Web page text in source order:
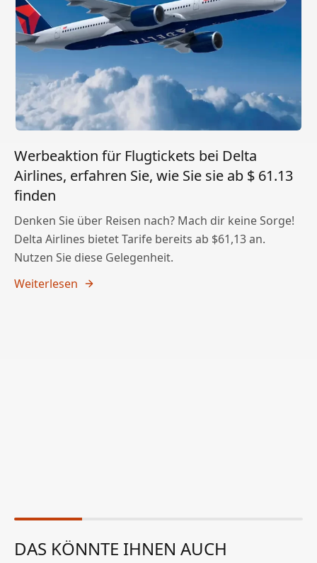
Werbeaktion für Flugtickets bei Delta
Airlines, erfahren Sie, wie Sie sie ab $ 61.13
finden
Denken Sie über Reisen nach? Mach dir keine Sorge!
Delta Airlines bietet Tarife bereits ab $61,13 an.
Nutzen Sie diese Gelegenheit.
Weiterlesen
DAS KÖNNTE IHNEN AUCH